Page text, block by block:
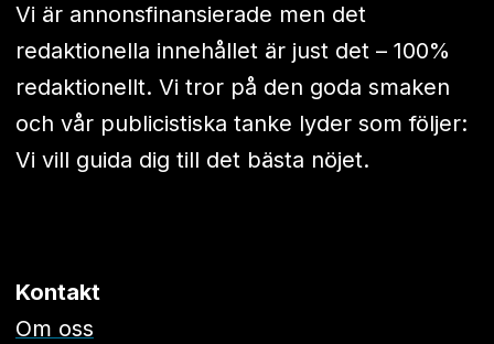
Vi är annonsfinansierade men det
redaktionella innehållet är just det – 100%
redaktionellt. Vi tror på den goda smaken
och vår publicistiska tanke lyder som följer:
Vi vill guida dig till det bästa nöjet.
Kontakt
Om oss